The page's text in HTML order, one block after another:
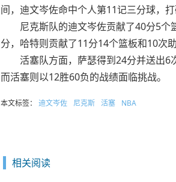
间，迪文岑佐命中个人第11记三分球，
尼克斯队的迪文岑佐贡献了40分5个
分，哈特则贡献了11分14个篮板和10次
活塞队方面，萨瑟得到24分并送出6次
而活塞则以12胜60负的战绩面临挑战。
本文标签： 迪文岑佐 尼克斯 活塞 NBA
相关阅读